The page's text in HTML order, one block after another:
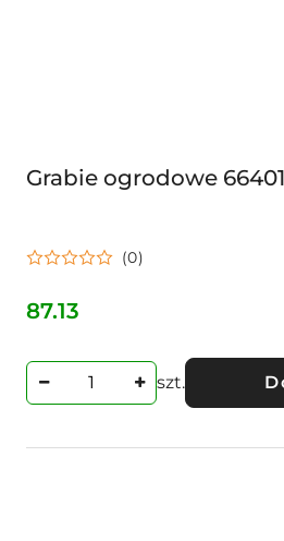
Grabie ogrodowe
(0)
Cena:
87.13
szt.